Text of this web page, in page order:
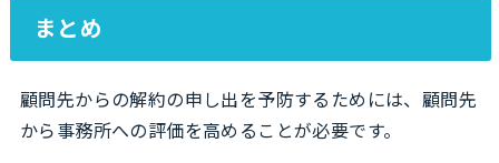
まとめ
顧問先からの解約の申し出を予防するためには、顧問先
から事務所への評価を高めることが必要です。